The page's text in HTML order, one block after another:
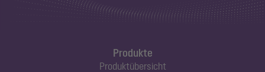
Produkte
Produktübersicht